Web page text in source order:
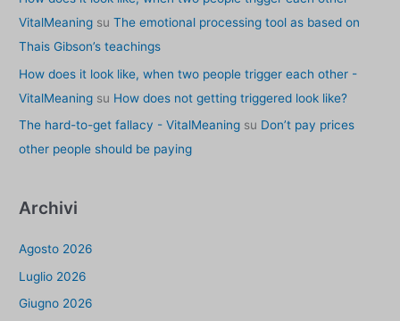
VitalMeaning suThe emotional processing tool as based on
Thais Gibson’s teachings
How does it look like, when two people trigger each other -
VitalMeaning su How does not getting triggered look like?
The hard-to-get fallacy - VitalMeaning su Don’t pay prices
other people should be paying
Archivi
Agosto 2026
Luglio 2026
Giugno 2026